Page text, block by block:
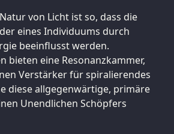
von Licht ist so, dass die
eines Individuums durch
beeinflusst werden.
bieten eine Resonanzkammer,
Verstärker für spiralierendes
diese allgegenwärtige, primäre
Unendlichen Schöpfers